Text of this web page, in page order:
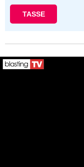
TASSE